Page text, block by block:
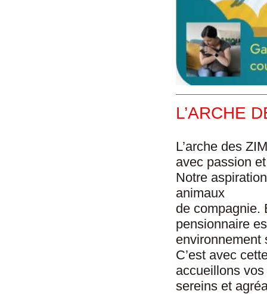
L’ARCHE
L’arche des
avec passion
Notre
animaux
de compagnie.
pensionnaire
environnement
C’est avec
accueillons
sereins et